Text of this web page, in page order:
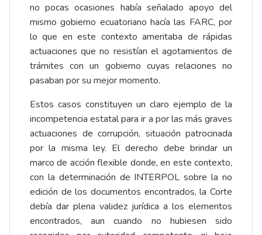
no pocas ocasiones había señalado apoyo del
mismo gobierno ecuatoriano hacía las FARC, por
lo que en este contexto ameritaba de rápidas
actuaciones que no resistían el agotamientos de
trámites con un gobierno cuyas relaciones no
pasaban por su mejor momento.
Estos casos constituyen un claro ejemplo de la
incompetencia estatal para ir a por las más graves
actuaciones de corrupción, situación patrocinada
por la misma ley. El derecho debe brindar un
marco de acción flexible donde, en este contexto,
con la determinación de INTERPOL sobre la no
edición de los documentos encontrados, la Corte
debía dar plena validez jurídica a los elementos
encontrados, aun cuando no hubiesen sido